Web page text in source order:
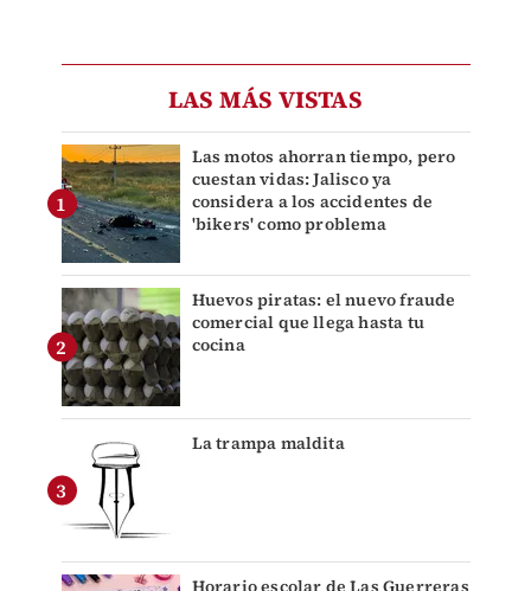
LAS MÁS VISTAS
Las motos ahorran tiempo, pero
cuestan vidas: Jalisco ya
considera a los accidentes de
'bikers' como problema
Huevos piratas: el nuevo fraude
comercial que llega hasta tu
cocina
La trampa maldita